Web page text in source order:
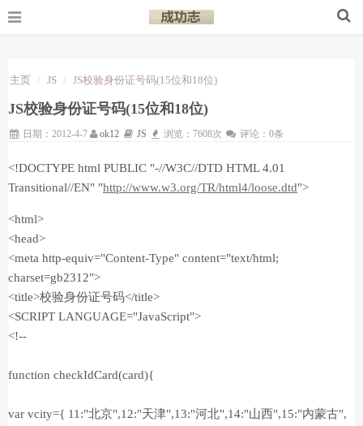
主页 JS JS校验身份证号码(15位和18位)
JS校验身份证号码(15位和18位)
日期：2012-4-7 ok12 JS 浏览：7608次 评论：0条
<!DOCTYPE html PUBLIC "-//W3C//DTD HTML 4.01
Transitional//EN" "http://www.w3.org/TR/html4/loose.dtd">
<html>
<head>
<meta http-equiv="Content-Type" content="text/html;
charset=gb2312">
<title>校验身份证号码</title>
<SCRIPT LANGUAGE="JavaScript">
<!--
function checkIdCard(card){
var vcity={ 11:"北京",12:"天津",13:"河北",14:"山西",15:"内蒙古",